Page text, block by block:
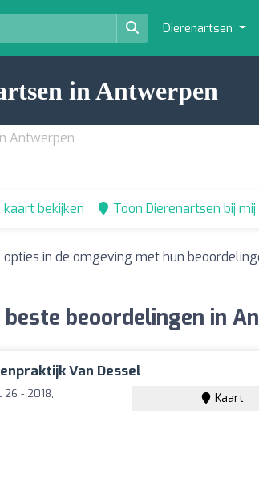
Dierenartsen
in Antwerpen
Antwerpen
bekijken Toon Dierenartsen bij
opties in de omgeving met hun
beoordelingen in
Van Dessel
26 - 2018,
Kaart